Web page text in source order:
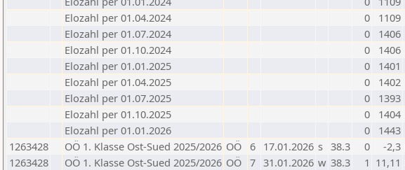
Elozahl per 01.04.2024
0
1109
Elozahl per 01.07.2024
0
1406
Elozahl per 01.10.2024
0
1406
Elozahl per 01.01.2025
0
1401
Elozahl per 01.04.2025
0
1402
Elozahl per 01.07.2025
0
1393
Elozahl per 01.10.2025
0
1404
Elozahl per 01.01.2026
0
1443
1263428
OÖ 1. Klasse Ost-Sued 2025/2026 OÖ 6 17.01.2026 s 38.3 0 -2,3
1263428
OÖ 1. Klasse Ost-Sued 2025/2026 OÖ 7 31.01.2026 w 38.3 1 11,11